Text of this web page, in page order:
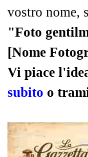
vostro nome,
"Foto
[Nome
Vi piace
subito o